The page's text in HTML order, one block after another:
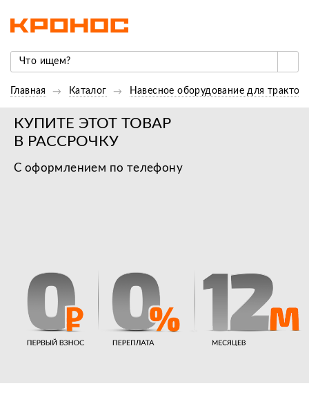
Главная Каталог Навесное оборудование для
КУПИТЕ ЭТОТ ТОВАР
В РАССРОЧКУ
С оформлением по телефону